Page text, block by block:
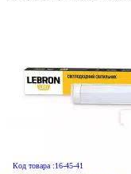
Код товара :16-45-41